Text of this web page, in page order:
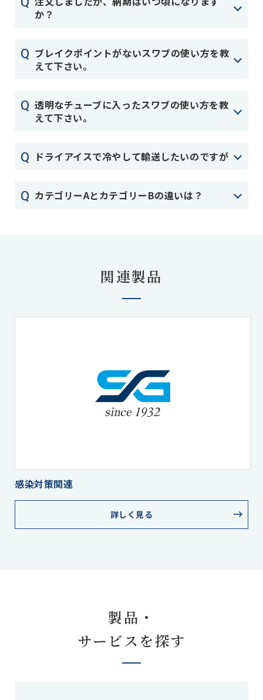
か？
Q ブレイクポイントがないスワブの使い方を教
えて下さい。
Q 透明なチューブに入ったスワブの使い方を教
えて下さい。
Q ドライアイスで冷やして輸送したいのですが
Q カテゴリーAとカテゴリーBの違いは？
関連製品
感染対策関連
詳しく見る
製品・
サービスを探す